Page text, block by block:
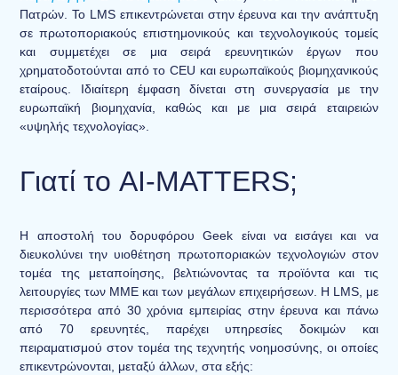
Πατρών. Το LMS επικεντρώνεται στην έρευνα και την ανάπτυξη
σε πρωτοποριακούς επιστημονικούς και τεχνολογικούς τομείς
και συμμετέχει σε μια σειρά ερευνητικών έργων που
χρηματοδοτούνται από το CEU και ευρωπαϊκούς βιομηχανικούς
εταίρους. Ιδιαίτερη έμφαση δίνεται στη συνεργασία με την
ευρωπαϊκή βιομηχανία, καθώς και με μια σειρά εταιρειών
«υψηλής τεχνολογίας».
Γιατί το AI-MATTERS;
Η αποστολή του δορυφόρου Geek είναι να εισάγει και να
διευκολύνει την υιοθέτηση πρωτοποριακών τεχνολογιών στον
τομέα της μεταποίησης, βελτιώνοντας τα προϊόντα και τις
λειτουργίες των ΜΜΕ και των μεγάλων επιχειρήσεων. Η LMS, με
περισσότερα από 30 χρόνια εμπειρίας στην έρευνα και πάνω
από 70 ερευνητές, παρέχει υπηρεσίες δοκιμών και
πειραματισμού στον τομέα της τεχνητής νοημοσύνης, οι οποίες
επικεντρώνονται, μεταξύ άλλων, στα εξής: